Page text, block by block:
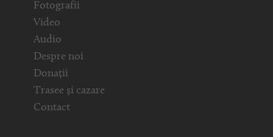
Fotografii
Video
Audio
Despre noi
Donații
Trasee și cazare
Contact